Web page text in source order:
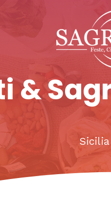
&
Sicilia